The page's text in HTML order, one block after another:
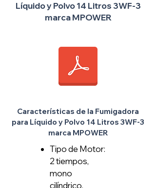
Líquido y Polvo 14 Litros 3WF-3
marca MPOWER
Características de la Fumigadora
para Líquido y Polvo 14 Litros 3WF-3
marca MPOWER
Tipo de Motor:
2 tiempos,
mono
cilíndrico.